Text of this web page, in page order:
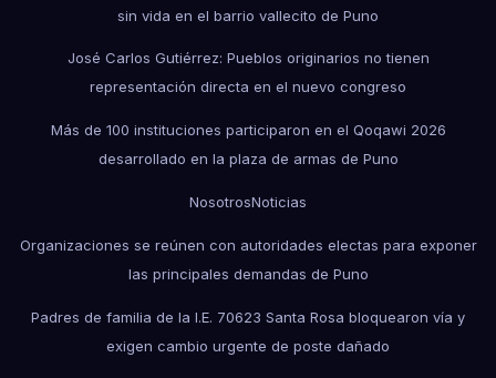
sin vida en el barrio vallecito de Puno
José Carlos Gutiérrez: Pueblos originarios no tienen
representación directa en el nuevo congreso
Más de 100 instituciones participaron en el Qoqawi 2026
desarrollado en la plaza de armas de Puno
NosotrosNoticias
Organizaciones se reúnen con autoridades electas para exponer
las principales demandas de Puno
Padres de familia de la I.E. 70623 Santa Rosa bloquearon vía y
exigen cambio urgente de poste dañado